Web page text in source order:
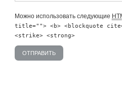
Можно использовать следующие
title=""> <b> <blockquote
<strike> <strong>